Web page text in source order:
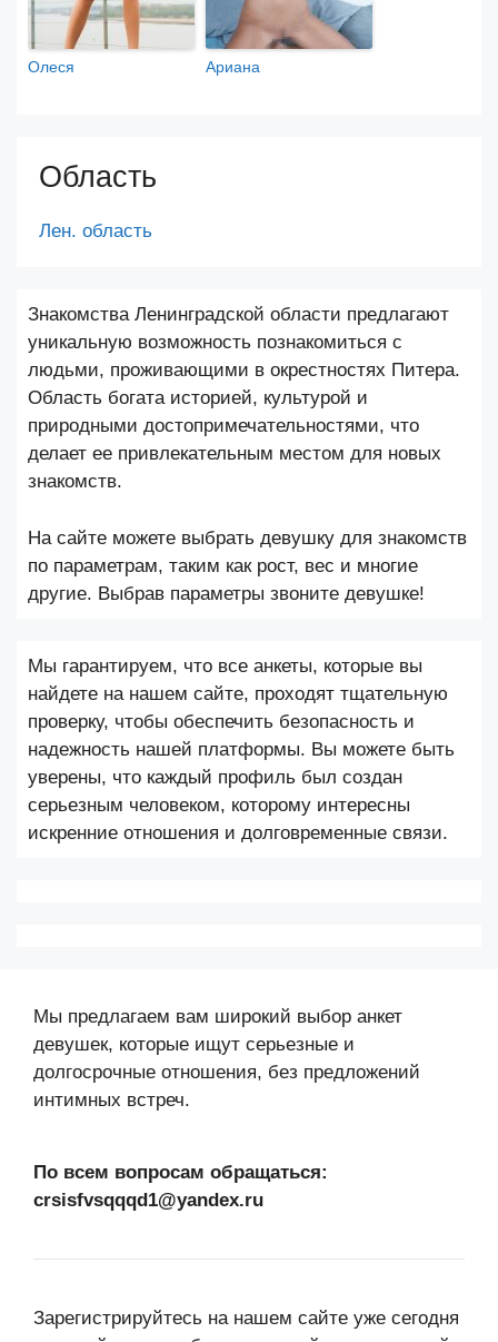
Олеся Ариана
Область
Лен. область
Знакомства Ленинградской области предлагают
уникальную возможность познакомиться с
людьми, проживающими в окрестностях Питера.
Область богата историей, культурой и
природными достопримечательностями, что
делает ее привлекательным местом для новых
знакомств.
На сайте можете выбрать девушку для знакомств
по параметрам, таким как рост, вес и многие
другие. Выбрав параметры звоните девушке!
Мы гарантируем, что все анкеты, которые вы
найдете на нашем сайте, проходят тщательную
проверку, чтобы обеспечить безопасность и
надежность нашей платформы. Вы можете быть
уверены, что каждый профиль был создан
серьезным человеком, которому интересны
искренние отношения и долговременные связи.
Мы предлагаем вам широкий выбор анкет
девушек, которые ищут серьезные и
долгосрочные отношения, без предложений
интимных встреч.
По всем вопросам обращаться:
crsisfvsqqqd1@yandex.ru
Зарегистрируйтесь на нашем сайте уже сегодня